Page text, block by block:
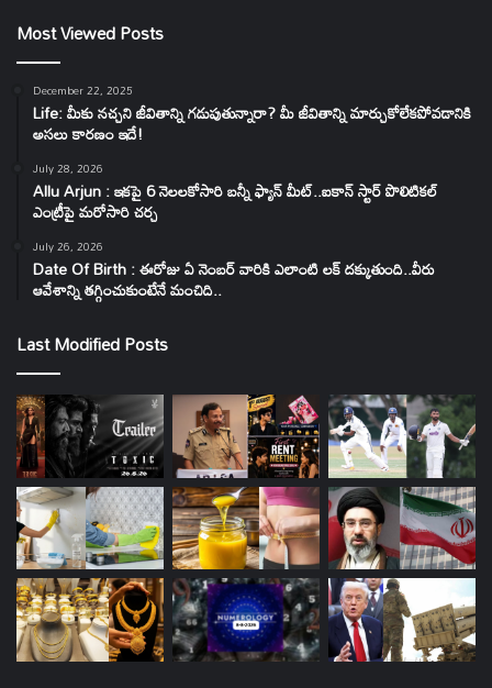
Most Viewed Posts
December 22, 2025
Life: మీకు నచ్చని జీవితాన్ని గడుపుతున్నారా? మీ జీవితాన్ని మార్చుకోలేకపోవడానికి
అసలు కారణం ఇదే!
July 28, 2026
Allu Arjun : ఇకపై 6 నెలలకోసారి బన్నీ ఫ్యాన్ మీట్..ఐకాన్ స్టార్ పొలిటికల్
ఎంట్రీపై మరోసారి చర్చ
July 26, 2026
Date Of Birth : ఈరోజు ఏ నెంబర్ వారికి ఎలాంటి లక్ దక్కుతుంది..వీరు
ఆవేశాన్ని తగ్గించుకుంటేనే మంచిది..
Last Modified Posts